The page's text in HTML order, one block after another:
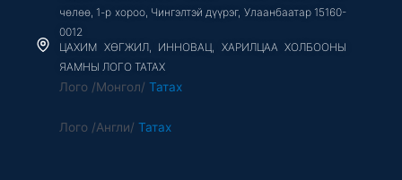
чөлөө, 1-р хороо, Чингэлтэй дүүрэг, Улаанбаатар 15160-
0012
ЦАХИМ ХӨГЖИЛ, ИННОВАЦ, ХАРИЛЦАА ХОЛБООНЫ
ЯАМНЫ ЛОГО ТАТАХ
Лого /Монгол/ Татах
Лого /Англи/ Татах